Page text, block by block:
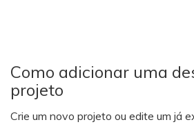
Como adicionar uma
projeto
Crie um novo projeto ou edite um já